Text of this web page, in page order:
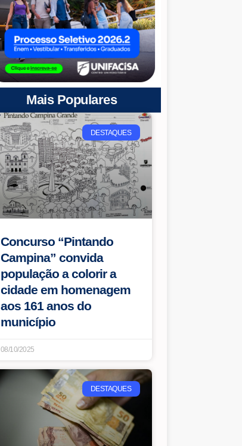
Mais Populares
DESTAQUES
Concurso “Pintando
Campina” convida
população a colorir a
cidade em homenagem
aos 161 anos do
município
08/10/2025
DESTAQUES